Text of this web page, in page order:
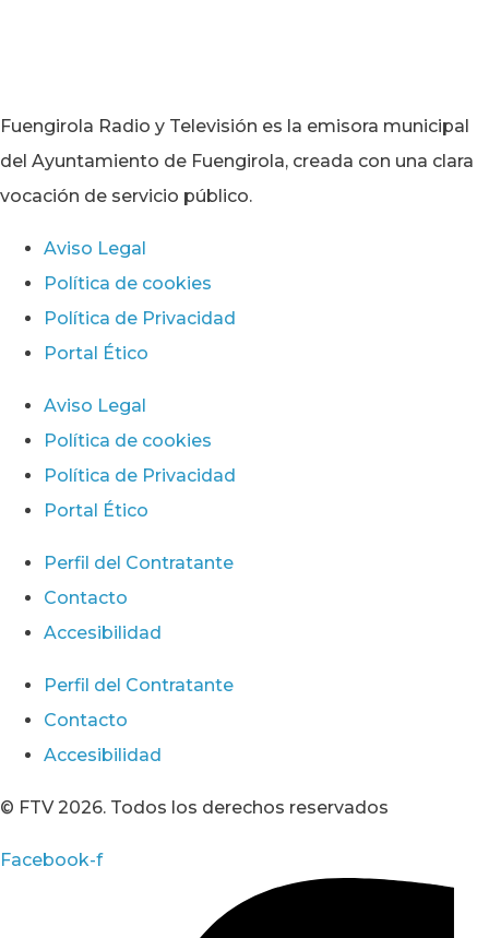
Fuengirola Radio y Televisión es la emisora municipal
del Ayuntamiento de Fuengirola, creada con una clara
vocación de servicio público.
Aviso Legal
Política de cookies
Política de Privacidad
Portal Ético
Aviso Legal
Política de cookies
Política de Privacidad
Portal Ético
Perfil del Contratante
Contacto
Accesibilidad
Perfil del Contratante
Contacto
Accesibilidad
© FTV 2026. Todos los derechos reservados
Facebook-f